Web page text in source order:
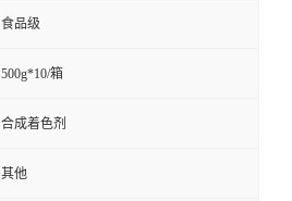
食品级
500g*10/箱
合成着色剂
其他